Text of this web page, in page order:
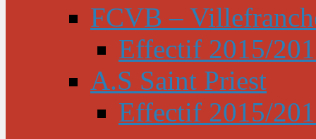
FCVB –
Effectif 2015/
A.S Saint Priest
Effectif 2015/